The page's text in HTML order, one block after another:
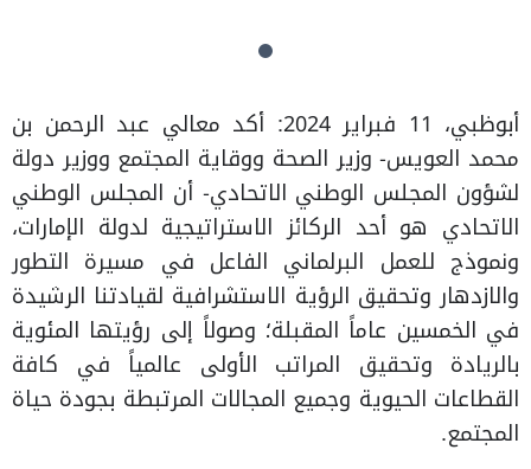
أبوظبي، 11 فبراير 2024: أكد معالي عبد الرحمن بن
محمد العويس- وزير الصحة ووقاية المجتمع ووزير دولة
لشؤون المجلس الوطني الاتحادي- أن المجلس الوطني
الاتحادي هو أحد الركائز الاستراتيجية لدولة الإمارات،
ونموذج للعمل البرلماني الفاعل في مسيرة التطور
والازدهار وتحقيق الرؤية الاستشرافية لقيادتنا الرشيدة
في الخمسين عاماً المقبلة؛ وصولاً إلى رؤيتها المئوية
بالريادة وتحقيق المراتب الأولى عالمياً في كافة
القطاعات الحيوية وجميع المجالات المرتبطة بجودة حياة
المجتمع.